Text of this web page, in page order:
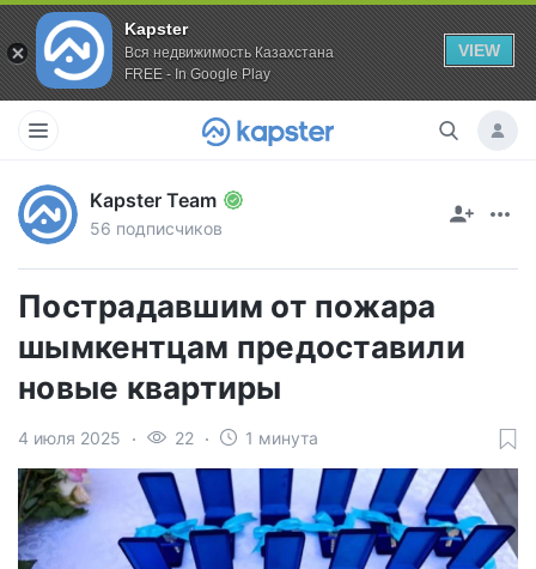
Kapster
Вся недвижимость Казахстана
FREE - In Google Play
VIEW
Kapster Team
56 подписчиков
Пострадавшим от пожара
шымкентцам предоставили
новые квартиры
4 июля 2025 22 1 минута